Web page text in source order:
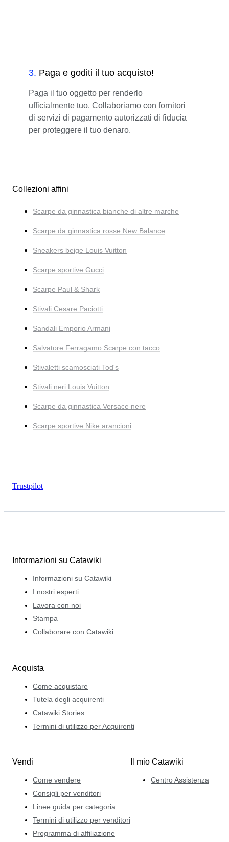
3. Paga e goditi il tuo acquisto!
Paga il tuo oggetto per renderlo
ufficialmente tuo. Collaboriamo con fornitori
di servizi di pagamento autorizzati di fiducia
per proteggere il tuo denaro.
Collezioni affini
Scarpe da ginnastica bianche di altre marche
Scarpe da ginnastica rosse New Balance
Sneakers beige Louis Vuitton
Scarpe sportive Gucci
Scarpe Paul & Shark
Stivali Cesare Paciotti
Sandali Emporio Armani
Salvatore Ferragamo Scarpe con tacco
Stivaletti scamosciati Tod's
Stivali neri Louis Vuitton
Scarpe da ginnastica Versace nere
Scarpe sportive Nike arancioni
Trustpilot
Informazioni su Catawiki
Informazioni su Catawiki
I nostri esperti
Lavora con noi
Stampa
Collaborare con Catawiki
Acquista
Come acquistare
Tutela degli acquirenti
Catawiki Stories
Termini di utilizzo per Acquirenti
Vendi
Come vendere
Consigli per venditori
Linee guida per categoria
Termini di utilizzo per venditori
Programma di affiliazione
Il mio Catawiki
Centro Assistenza